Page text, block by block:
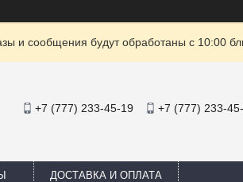
и сообщения будут обработаны с 10:00
+7 (777) 233-45-19 +7 (777) 233-
ДОСТАВКА И ОПЛАТА